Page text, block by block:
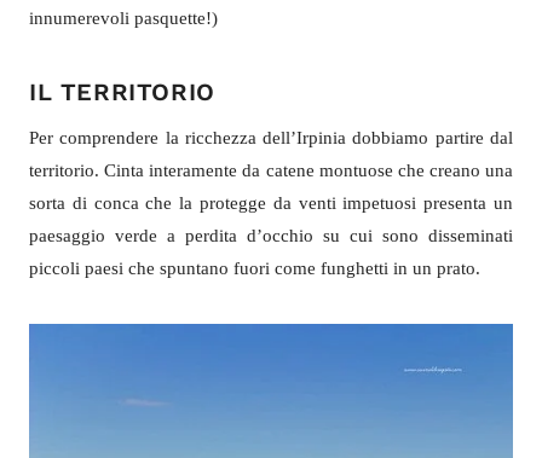
innumerevoli pasquette!)
IL TERRITORIO
Per comprendere la ricchezza dell’Irpinia dobbiamo partire dal
territorio. Cinta interamente da catene montuose che creano una
sorta di conca che la protegge da venti impetuosi presenta un
paesaggio verde a perdita d’occhio su cui sono disseminati
piccoli paesi che spuntano fuori come funghetti in un prato.